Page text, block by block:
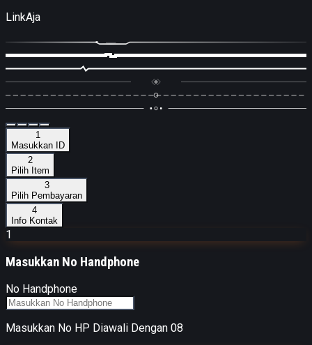
LinkAja
1
Masukkan ID
2
Pilih Item
3
Pilih Pembayaran
4
Info Kontak
1
Masukkan No Handphone
No Handphone
Masukkan No HP Diawali Dengan 08